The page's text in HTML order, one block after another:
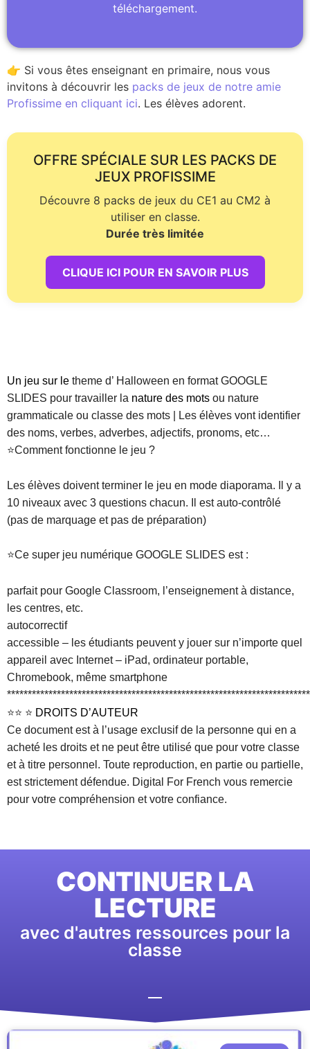
téléchargement.
👉 Si vous êtes enseignant en primaire, nous vous
invitons à découvrir les packs de jeux de notre amie
Profissime en cliquant ici. Les élèves adorent.
OFFRE SPÉCIALE SUR LES PACKS DE
JEUX PROFISSIME
Découvre 8 packs de jeux du CE1 au CM2 à
utiliser en classe.
Durée très limitée
CLIQUE ICI POUR EN SAVOIR PLUS
Un jeu sur le theme d’ Halloween en format GOOGLE
SLIDES pour travailler la nature des mots ou nature
grammaticale ou classe des mots | Les élèves vont identifier
des noms, verbes, adverbes, adjectifs, pronoms, etc…
⭐Comment fonctionne le jeu ?
Les élèves doivent terminer le jeu en mode diaporama. Il y a
10 niveaux avec 3 questions chacun. Il est auto-contrôlé
(pas de marquage et pas de préparation)
⭐Ce super jeu numérique GOOGLE SLIDES est :
parfait pour Google Classroom, l’enseignement à distance,
les centres, etc.
autocorrectif
accessible – les étudiants peuvent y jouer sur n’importe quel
appareil avec Internet – iPad, ordinateur portable,
Chromebook, même smartphone
⭐⭐ ⭐ DROITS D’AUTEUR
Ce document est à l’usage exclusif de la personne qui en a
acheté les droits et ne peut être utilisé que pour votre classe
et à titre personnel. Toute reproduction, en partie ou partielle,
est strictement défendue. Digital For French vous remercie
pour votre compréhension et votre confiance.
CONTINUER LA
LECTURE
avec d'autres ressources pour la
classe